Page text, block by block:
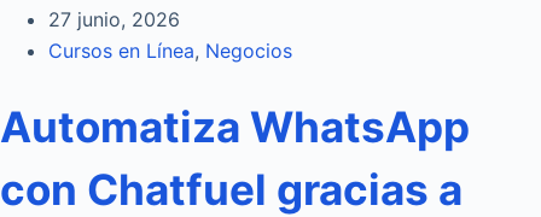
27 junio, 2026
Cursos en Línea, Negocios
Automatiza WhatsApp
con Chatfuel gracias a